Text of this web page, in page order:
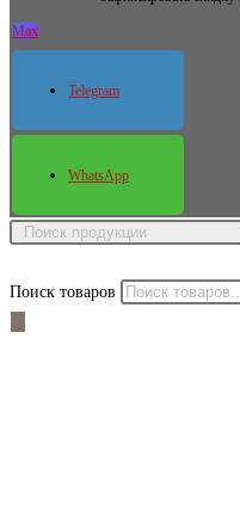
Max
Telegram
WhatsApp
Поиск товаров